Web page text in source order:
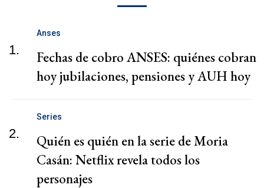
1.
Anses
Fechas de cobro ANSES: quiénes cobran
hoy jubilaciones, pensiones y AUH hoy
2.
Series
Quién es quién en la serie de Moria
Casán: Netflix revela todos los
personajes